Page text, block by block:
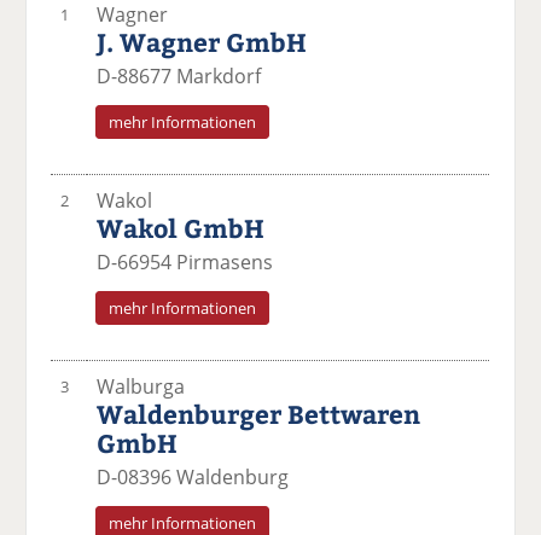
1 Wagner
J. Wagner GmbH
D-88677 Markdorf
mehr Informationen
2 Wakol
Wakol GmbH
D-66954 Pirmasens
mehr Informationen
3 Walburga
Waldenburger Bettwaren
GmbH
D-08396 Waldenburg
mehr Informationen